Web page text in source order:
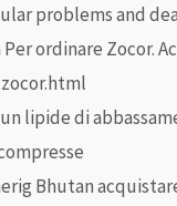
problems and
ordinare Zocor.
lipide di
Bhutan